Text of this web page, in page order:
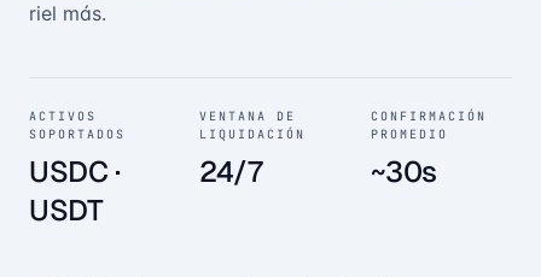
riel más.
ACTIVOS
SOPORTADOS
USDC ·
USDT
VENTANA DE
LIQUIDACIÓN
24/7
CONFIRMACIÓN
PROMEDIO
~30s